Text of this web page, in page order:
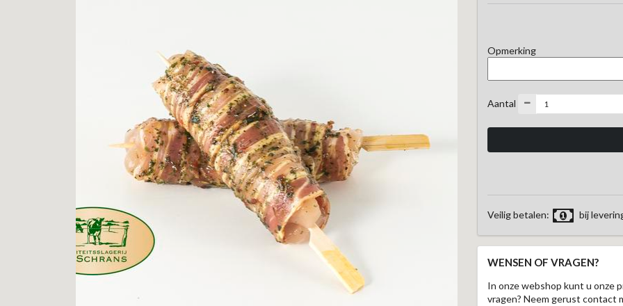
Opmerking
Aantal
Veilig betalen: bij
WENSEN OF VRAGEN?
In onze webshop kunt u onze
vragen? Neem gerust contact